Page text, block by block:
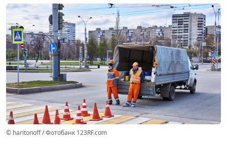
© haritonoff / Фотобанк 123RF.com